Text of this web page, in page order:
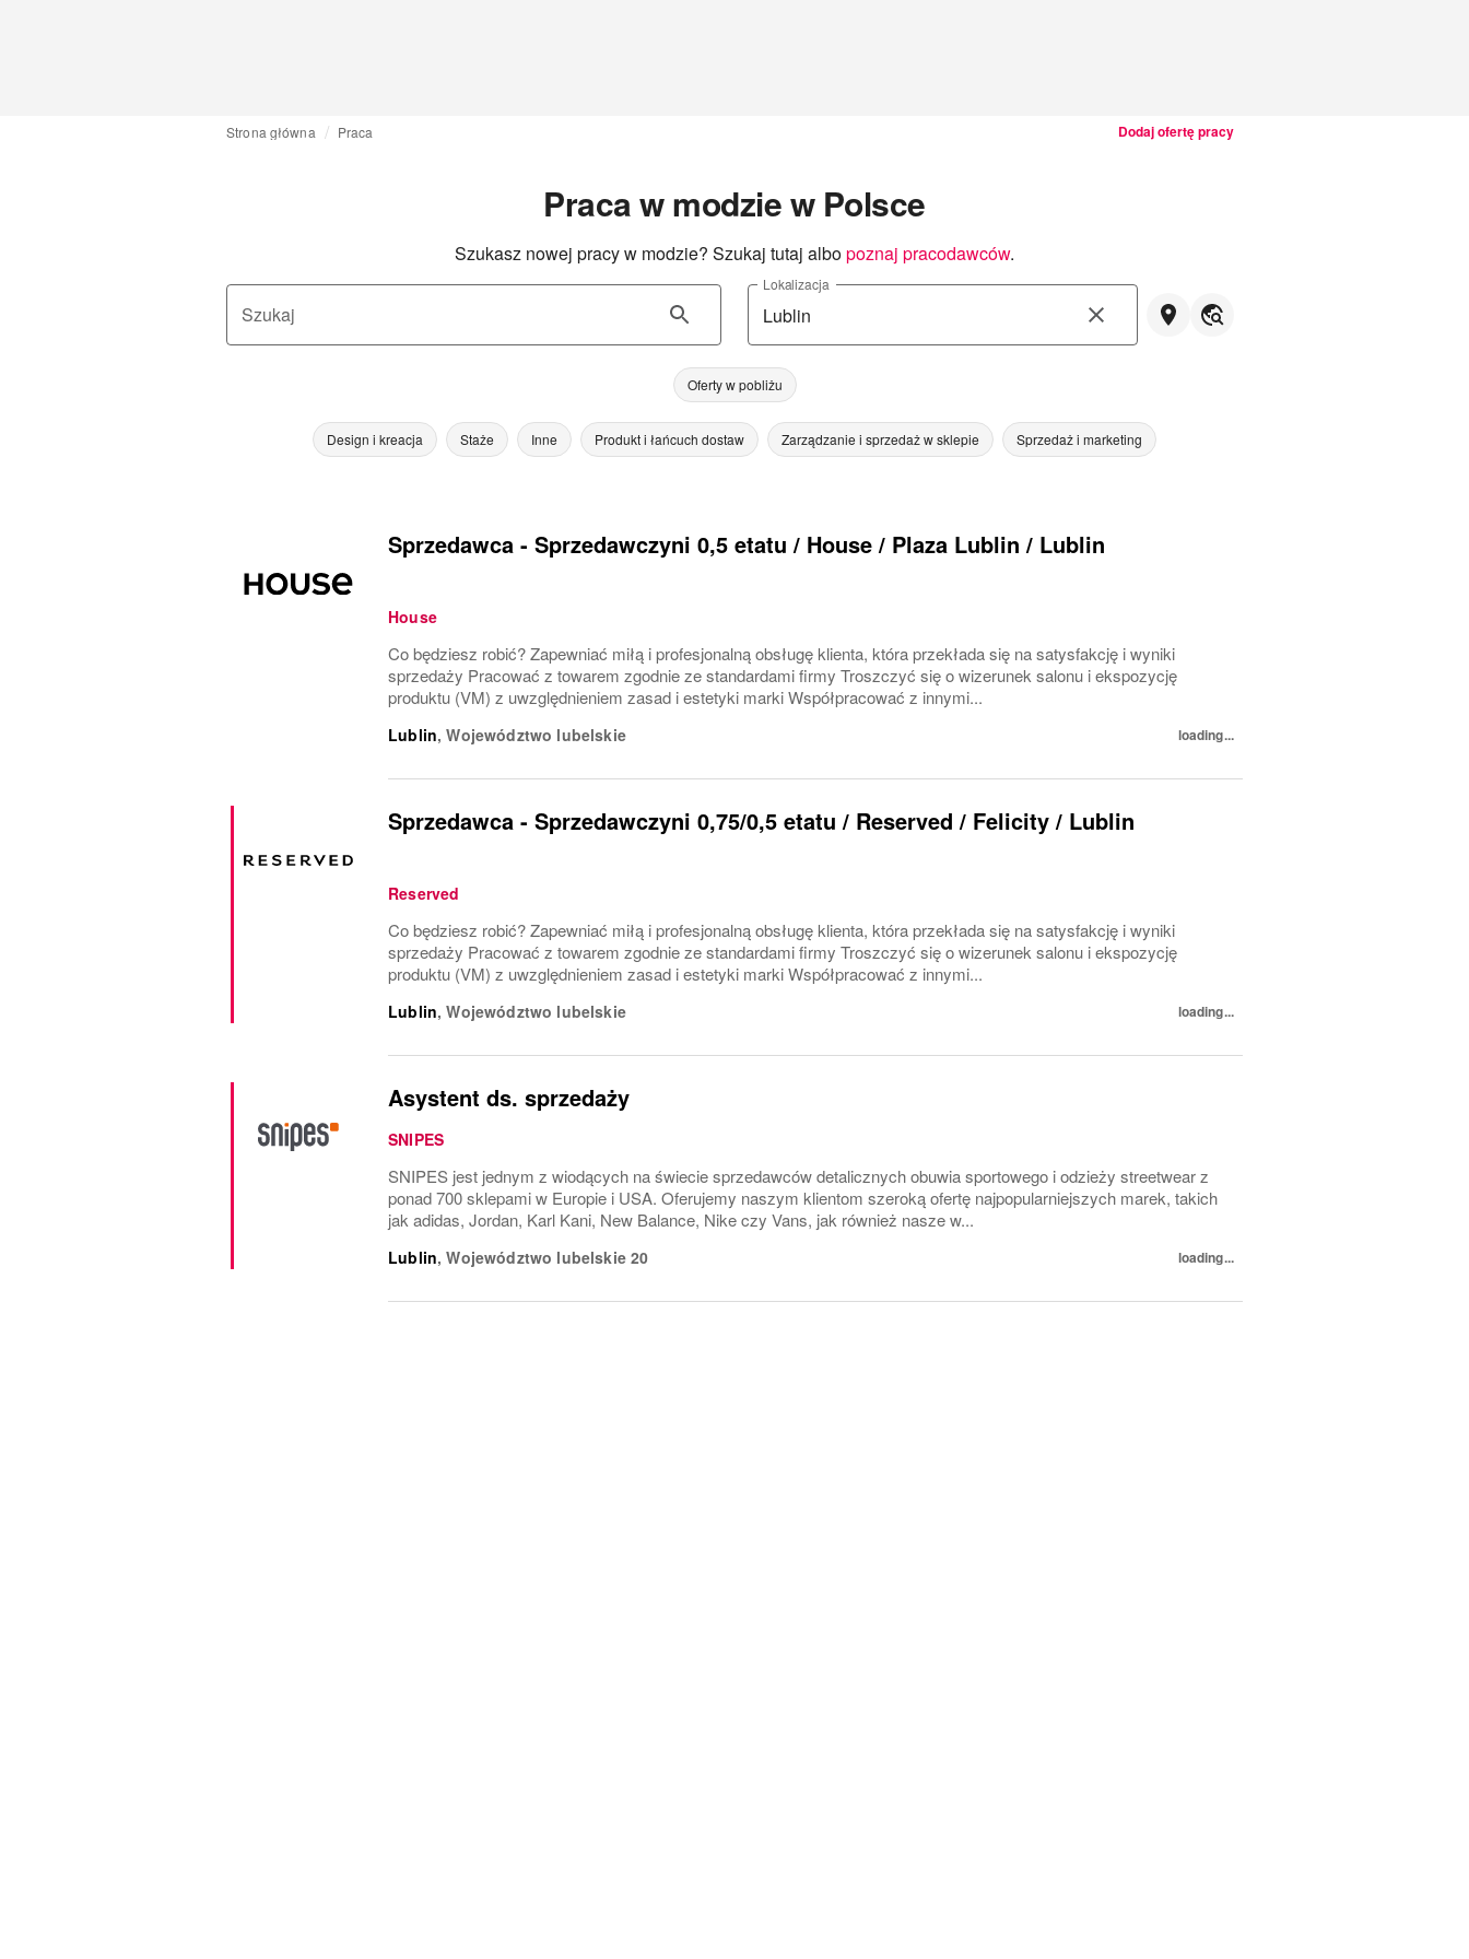
Strona główna Praca Dodaj ofertę pracy
Praca w modzie w Polsce
Szukasz nowej pracy w modzie? Szukaj tutaj albopoznaj pracodawców.
Szukaj
Lokalizacja
Oferty w pobliżu
Design i kreacja Staże Inne Produkt i łańcuch dostaw Zarządzanie i sprzedaż w sklepie Sprzedaż i marketing
Sprzedawca - Sprzedawczyni 0,5 etatu / House / Plaza Lublin / Lublin
House
Co będziesz robić? Zapewniać miłą i profesjonalną obsługę klienta, która przekłada się na satysfakcję i wyniki
sprzedaży Pracować z towarem zgodnie ze standardami firmy Troszczyć się o wizerunek salonu i ekspozycję
produktu (VM) z uwzględnieniem zasad i estetyki marki Współpracować z innymi...
Lublin,Województwo lubelskie loading...
Sprzedawca - Sprzedawczyni 0,75/0,5 etatu / Reserved / Felicity / Lublin
Reserved
Co będziesz robić? Zapewniać miłą i profesjonalną obsługę klienta, która przekłada się na satysfakcję i wyniki
sprzedaży Pracować z towarem zgodnie ze standardami firmy Troszczyć się o wizerunek salonu i ekspozycję
produktu (VM) z uwzględnieniem zasad i estetyki marki Współpracować z innymi...
Lublin,Województwo lubelskie loading...
Asystent ds. sprzedaży
SNIPES
SNIPES jest jednym z wiodących na świecie sprzedawców detalicznych obuwia sportowego i odzieży streetwear z
ponad 700 sklepami w Europie i USA. Oferujemy naszym klientom szeroką ofertę najpopularniejszych marek, takich
jak adidas, Jordan, Karl Kani, New Balance, Nike czy Vans, jak również nasze w...
Lublin,Województwo lubelskie 20 loading...